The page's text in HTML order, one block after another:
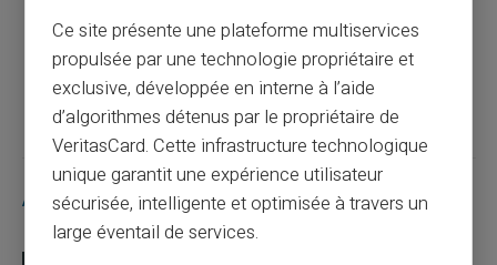
Article suivant
Articles similaires
Ce site présente une plateforme multiservices
propulsée par une technologie propriétaire et
exclusive, développée en interne à l’aide
d’algorithmes détenus par le propriétaire de
VeritasCard. Cette infrastructure technologique
unique garantit une expérience utilisateur
sécurisée, intelligente et optimisée à travers un
large éventail de services.